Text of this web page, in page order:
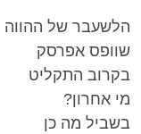
הלשעבר של ההווה
שוופס אפרסק
בקרוב התקליט
מי אחרון?
בשביל מה כן